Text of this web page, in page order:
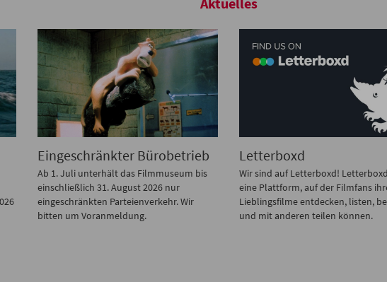
Letterboxd
Wir sind auf Letterboxd! Letterboxd ist
eine Plattform, auf der Filmfans ihre
Lieblingsfilme entdecken, listen, bewerten
und mit anderen teilen können.
Simon Field, 1946 – 2026
Das Filmmuseum trauert um Simon
einen außergewöhnlichen Kurator,
Produzenten, Autor und
der am 16. Juli 2026 verstorben ist.